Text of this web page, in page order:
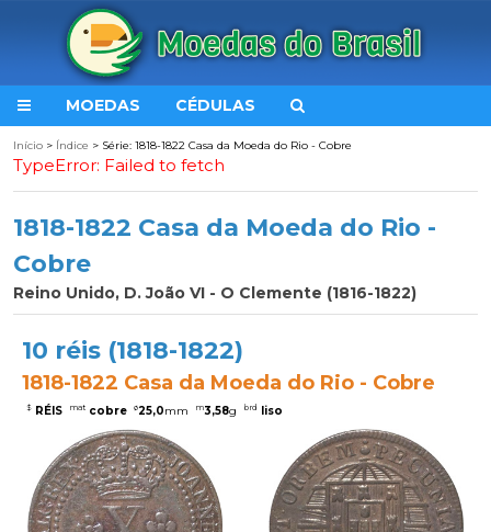
MOEDAS CÉDULAS
Início > Índice > Série: 1818-1822 Casa da Moeda do Rio - Cobre
TypeError: Failed to fetch
1818-1822 Casa da Moeda do Rio -
Cobre
Reino Unido, D. João VI - O Clemente (1816-1822)
10 réis (1818-1822)
1818-1822 Casa da Moeda do Rio - Cobre
$ RÉIS mat cobre ø25,0mm m3,58g brd liso